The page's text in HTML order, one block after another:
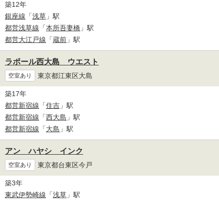
築12年
銀座線 「浅草 」駅
都営浅草線 「本所吾妻橋 」駅
都営大江戸線 「蔵前 」駅
ラポール西大島 ウエスト
空室あり 東京都江東区大島
築17年
都営新宿線 「住吉 」駅
都営新宿線 「西大島 」駅
都営新宿線 「大島 」駅
アン ハヤシ インク
空室あり 東京都台東区今戸
築3年
東武伊勢崎線 「浅草 」駅